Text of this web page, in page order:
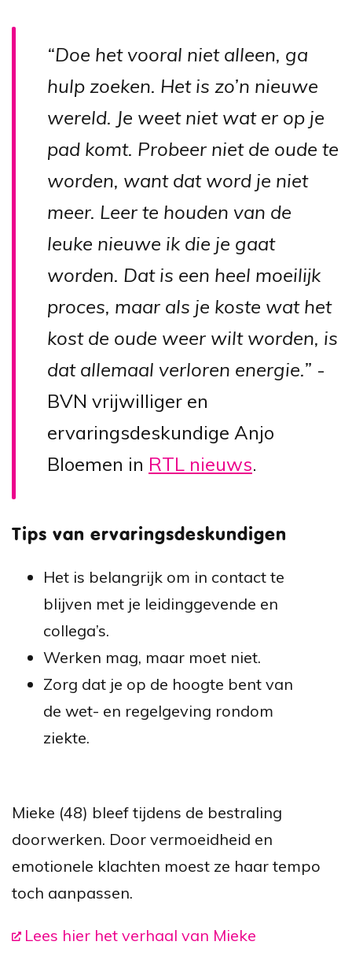
“Doe het vooral niet alleen, ga
hulp zoeken. Het is zo’n nieuwe
wereld. Je weet niet wat er op je
pad komt. Probeer niet de oude te
worden, want dat word je niet
meer. Leer te houden van de
leuke nieuwe ik die je gaat
worden. Dat is een heel moeilijk
proces, maar als je koste wat het
kost de oude weer wilt worden, is
dat allemaal verloren energie.” -
BVN vrijwilliger en
ervaringsdeskundige Anjo
Bloemen in RTL nieuws.
Tips van ervaringsdeskundigen
Het is belangrijk om in contact te
blijven met je leidinggevende en
collega’s.
Werken mag, maar moet niet.
Zorg dat je op de hoogte bent van
de wet- en regelgeving rondom
ziekte.
Mieke (48) bleef tijdens de bestraling
doorwerken. Door vermoeidheid en
emotionele klachten moest ze haar tempo
toch aanpassen.
Lees hier het verhaal van Mieke